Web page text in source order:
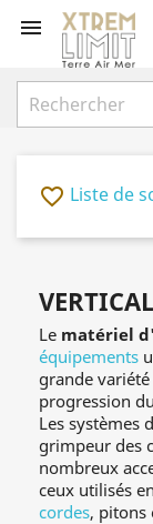

favorite_border Liste de
Le matériel
équipements
grande variété
progression
Les systèmes
grimpeur des
nombreux
ceux utilisés
cordes, pitons